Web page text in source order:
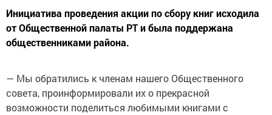
Инициатива проведения акции по сбору книг исходила
от Общественной палаты РТ и была поддержана
общественниками района.
— Мы обратились к членам нашего Общественного
совета, проинформировали их о прекрасной
возможности поделиться любимыми книгами с